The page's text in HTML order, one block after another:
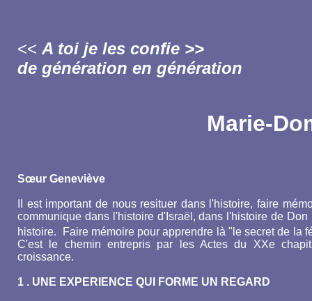
<< A toi je les confie >>
de génération en génération
Marie-
Sœur Geneviève
II est important de nous resituer dans l'histoire, faire
communique dans l'histoire d'Israël, dans l'histoire de
histoire. Faire mémoire pour apprendre là "le secret de la
C'est le chemin entrepris par les Actes du XXe
croissance.
1 . UNE EXPERIENCE QUI FORME UN REGARD